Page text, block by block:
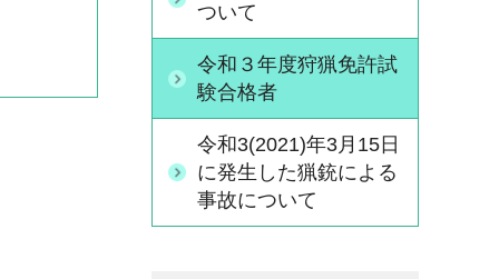
ついて
令和３年度狩猟免許試
験合格者
令和3(2021)年3月15日
に発生した猟銃による
事故について